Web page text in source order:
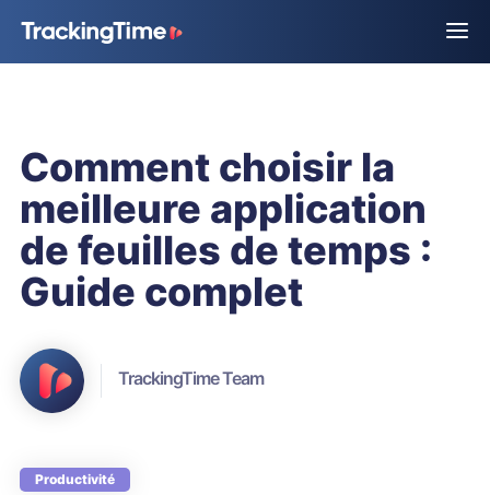
Comment choisir la
meilleure application
de feuilles de temps :
Guide complet
TrackingTime Team
Productivité